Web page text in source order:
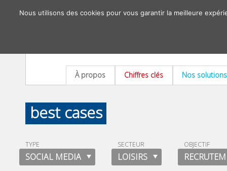
À propos Chiffres clés Nos solutions
best cases
TYPE
SOCIAL MEDIA
SECTEUR
LOISIRS
OBJECTIF
Nous utilisons des cookies pour vous garantir la meilleure